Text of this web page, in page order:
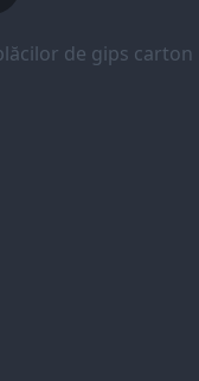
de gips carton